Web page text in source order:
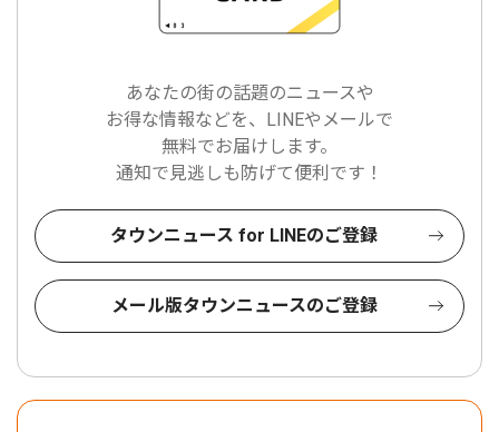
あなたの街の話題のニュースや
お得な情報などを、LINEやメールで
無料でお届けします。
通知で見逃しも防げて便利です！
タウンニュース for LINEのご登録
メール版タウンニュースのご登録